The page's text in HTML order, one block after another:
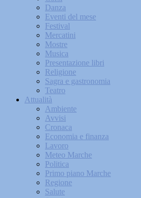
Danza
Eventi del mese
Festival
Mercatini
Mostre
Musica
Presentazione libri
Religione
Sagra e gastronomia
Teatro
Attualità
Ambiente
Avvisi
Cronaca
Economia e finanza
Lavoro
Meteo Marche
Politica
Primo piano Marche
Regione
Salute